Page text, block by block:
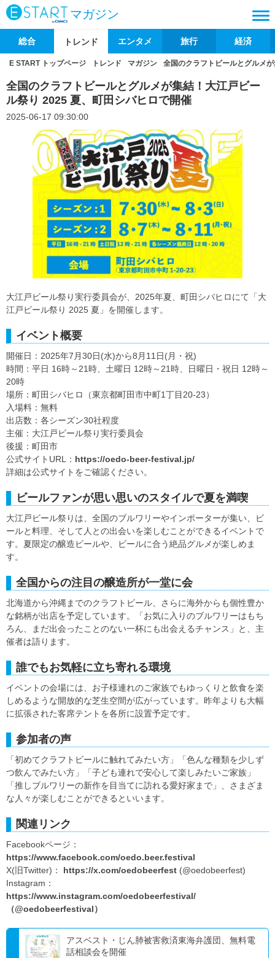
マガジン
総合 トレンド エンタメ 旅行 経済
E START トップページ トレンド マガジン 全国のクラフトビールとグルメ
全国のクラフトビールとグルメが集結！大江戸ビー
ル祭り 2025 夏、町田シバヒロで開催
2025-06-17 09:30:00
大江戸ビール祭り実行委員会が、2025年夏、町田シバヒロにて「大
江戸ビール祭り 2025 夏」を開催します。
イベント概要
開催日：2025年7月30日(水)から8月11日(月・祝)
時間：平日 16時～21時、土曜日 12時～21時、日曜日・祝日 12時～
20時
場所：町田シバヒロ（東京都町田市中町1丁目20-23）
入場料：無料
出店数：各シーズン30社程度
主催：大江戸ビール祭り実行委員会
後援：町田市
公式サイトURL： https://oedo-beer-festival.jp/
詳細は公式サイトをご確認ください。
ビールファンが思い思いのスタイルで夏を満喫
大江戸ビール祭りは、全国のブルワリーやインポーターが集い、ビ
ールと料理、そして人との出会いを楽しむことができるイベントで
す。夏限定の醸造ビールや、ビールに合う絶品グルメが楽しめま
す。
全国からの注目の醸造所が一堂に会
北海道から沖縄までのクラフトビール、さらに海外からも個性豊か
な銘柄が出店を予定しています。「お気に入りのブルワリーはもち
ろん、まだ出会ったことのない一杯にも出会えるチャンス」と、主
催者は語ります。
誰でもお気軽に立ち寄れる環境
イベントの会場には、お子様連れのご家族でもゆっくりと飲食を楽
しめるような開放的な芝生空間が広がっています。昨年よりも大幅
に拡張された客席テントを各所に設置予定です。
参加者の声
「初めてクラフトビールに触れてみたい方」「色んな種類を少しず
つ飲んでみたい方」「子ども連れで安心して楽しみたいご家族」
「推しブルワリーの新作を目当てに訪れる愛好家まで」、さまざま
な人々が楽しむことができるといいます。
関連リンク
Facebookページ：
https://www.facebook.com/oedo.beer.festival
X(旧Twitter)： https://x.com/oedobeerfest (@oedobeerfest)
Instagram：
https://www.instagram.com/oedobeerfestival/
（@oedobeerfestival）
アスベスト・じん肺被害救済東海弁護団、無料電
話相談会を開催